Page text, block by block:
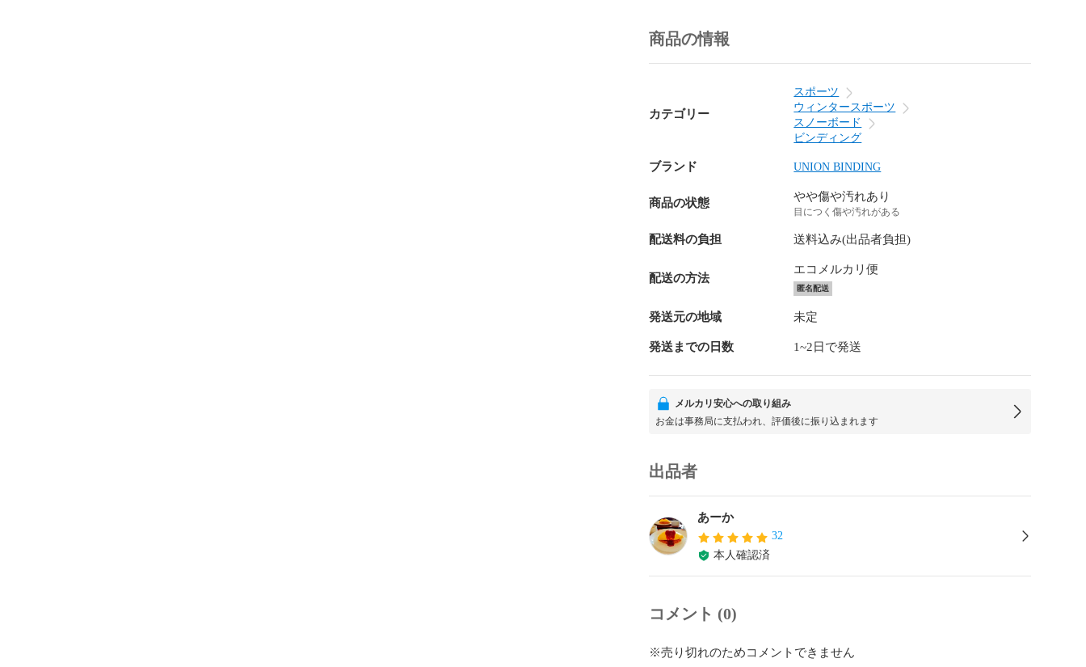
商品の情報
カテゴリー
スポーツ
ウィンタースポーツ
スノーボード
ビンディング
ブランド UNION BINDING
商品の状態 やや傷や汚れあり
目につく傷や汚れがある
配送料の負担 送料込み(出品者負担)
配送の方法
エコメルカリ便
匿名配送
発送元の地域 未定
発送までの日数 1~2日で発送
メルカリ安心への取り組み
お金は事務局に支払われ、評価後に振り込まれます
出品者
あーか
32
本人確認済
コメント (0)
※売り切れのためコメントできません